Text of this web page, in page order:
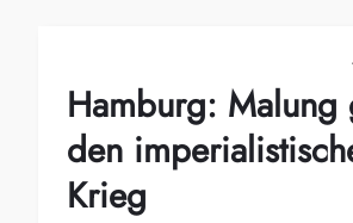
Hamburg: Malung
den
Krieg